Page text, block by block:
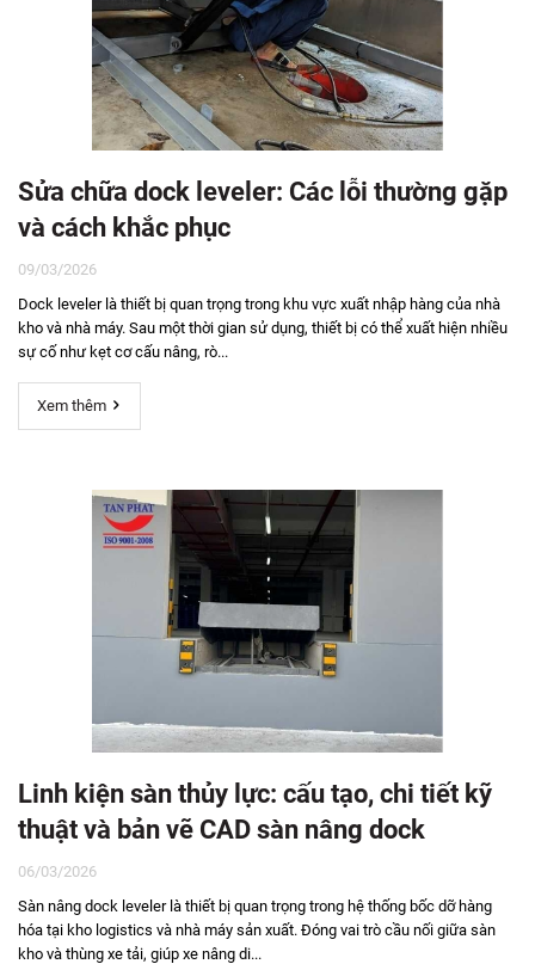
Sửa chữa dock leveler: Các lỗi thường gặp
và cách khắc phục
09/03/2026
Dock leveler là thiết bị quan trọng trong khu vực xuất nhập hàng của nhà
kho và nhà máy. Sau một thời gian sử dụng, thiết bị có thể xuất hiện nhiều
sự cố như kẹt cơ cấu nâng, rò...
Xem thêm
Linh kiện sàn thủy lực: cấu tạo, chi tiết kỹ
thuật và bản vẽ CAD sàn nâng dock
06/03/2026
Sàn nâng dock leveler là thiết bị quan trọng trong hệ thống bốc dỡ hàng
hóa tại kho logistics và nhà máy sản xuất. Đóng vai trò cầu nối giữa sàn
kho và thùng xe tải, giúp xe nâng di...